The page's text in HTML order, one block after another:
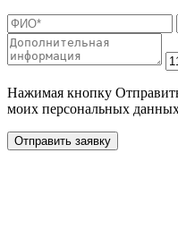
Нажимая кнопку
моих персональных
Отправить заявку